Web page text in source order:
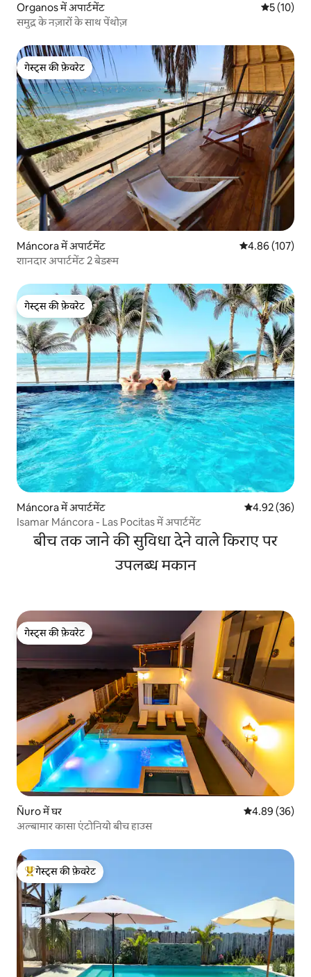
Organos में अपार्टमेंट औसत रेटिंग
5 (10)
समुद्र के नज़ारों के साथ पेंथोज़
गेस्ट्स की फ़ेवरेट
गेस्ट्स की फ़ेवरेट
Máncora में अपार्टमेंट औसत रेटिंग 5 में से
4.86 (107)
शानदार अपार्टमेंट 2 बेडरूम
गेस्ट्स की फ़ेवरेट
गेस्ट्स की फ़ेवरेट
Máncora में अपार्टमेंट औसत रेटिंग 5 में
4.92 (36)
Isamar Máncora - Las Pocitas में अपार्टमेंट
बीच तक जाने की सुविधा देने वाले किराए पर
उपलब्ध मकान
गेस्ट्स की फ़ेवरेट
गेस्ट्स की फ़ेवरेट
Ñuro में घर औसत रेटिंग 5 में
4.89 (36)
अल्बामार कासा एंटोनियो बीच हाउस
गेस्ट्स का टॉप फ़ेवरेट
गेस्ट्स की फ़ेवरेट